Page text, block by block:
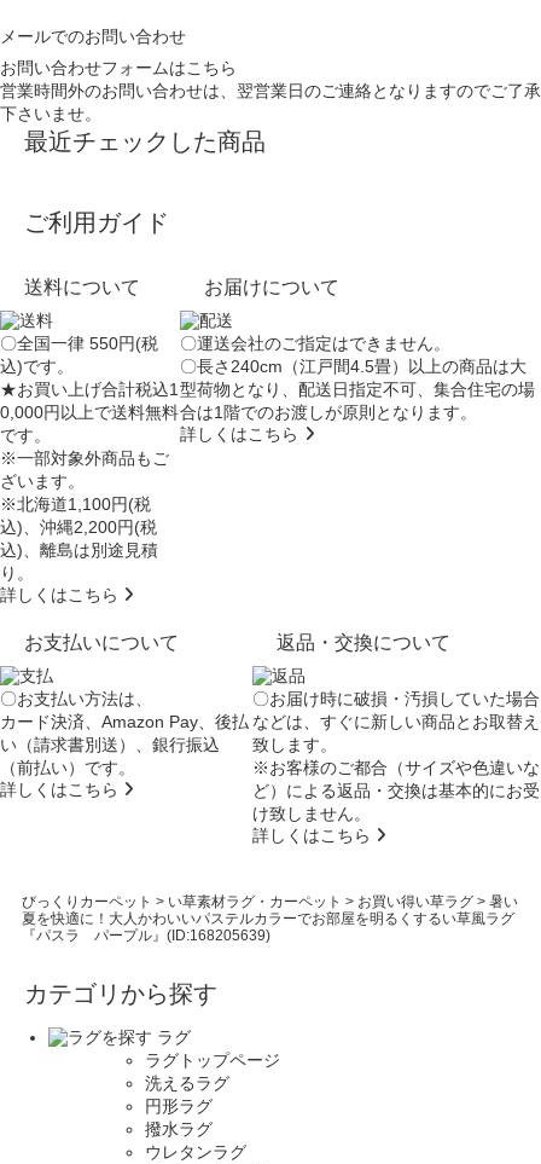
メールでのお問い合わせ
お問い合わせフォームはこちら
営業時間外のお問い合わせは、翌営業日のご連絡となりますのでご了承
下さいませ。
最近チェックした商品
ご利用ガイド
送料について
〇全国一律 550円(税
込)です。
★お買い上げ合計税込1
0,000円以上で送料無料
です。
※一部対象外商品もご
ざいます。
※北海道1,100円(税
込)、沖縄2,200円(税
込)、離島は別途見積
り。
詳しくはこちら
お届けについて
〇運送会社のご指定はできません。
〇長さ240cm（江戸間4.5畳）以上の商品は大
型荷物となり、配送日指定不可、集合住宅の場
合は1階でのお渡しが原則となります。
詳しくはこちら
お支払いについて
〇お支払い方法は、
カード決済、Amazon Pay、後払
い（請求書別送）、銀行振込
（前払い）です。
詳しくはこちら
返品・交換について
〇お届け時に破損・汚損していた場合
などは、すぐに新しい商品とお取替え
致します。
※お客様のご都合（サイズや色違いな
ど）による返品・交換は基本的にお受
け致しません。
詳しくはこちら
びっくりカーペット > い草素材ラグ・カーペット > お買い得い草ラグ> 暑い
夏を快適に！大人かわいいパステルカラーでお部屋を明るくするい草風ラグ
『パスラ パープル』(ID:168205639)
カテゴリから探す
ラグ
ラグトップページ
洗えるラグ
円形ラグ
撥水ラグ
ウレタンラグ